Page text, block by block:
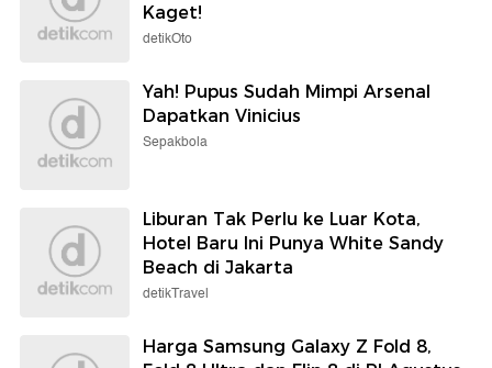
Kaget!
detikOto
Yah! Pupus Sudah Mimpi Arsenal
Dapatkan Vinicius
Sepakbola
Liburan Tak Perlu ke Luar Kota,
Hotel Baru Ini Punya White Sandy
Beach di Jakarta
detikTravel
Harga Samsung Galaxy Z Fold 8,